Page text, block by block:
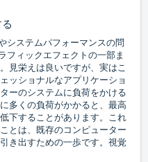
システムパフォーマンスの問
フィックエフェクトの一部ま
見栄えは良いですが、実はこ
ッショナルなアプリケーショ
ーのシステムに負荷をかける
多くの負荷がかかると、最高
下することがあります。これ
とは、既存のコンピューター
き出すための一歩です。視覚